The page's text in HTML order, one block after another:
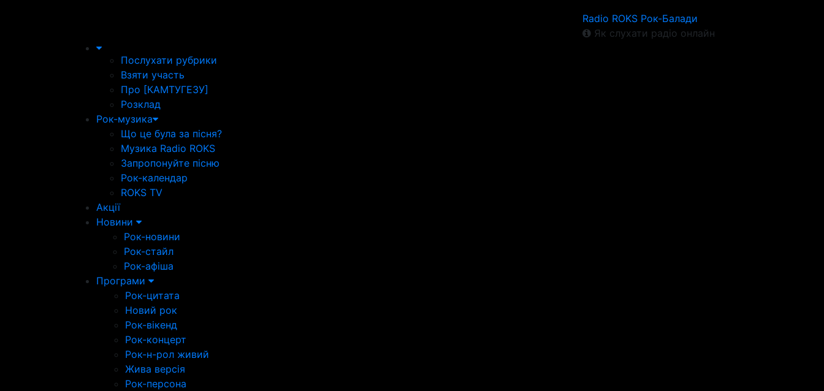
Radio ROKS Рок-Балади
Як слухати радіо онлайн
Послухати рубрики
Взяти участь
Про [КАМТУГЕЗУ]
Розклад
Рок-музика
Що це була за пісня?
Музика Radio ROKS
Запропонуйте пісню
Рок-календар
ROKS TV
Акції
Новини
Рок-новини
Рок-стайл
Рок-афіша
Програми
Рок-цитата
Новий рок
Рок-вікенд
Рок-концерт
Рок-н-рол живий
Жива версія
Рок-персона